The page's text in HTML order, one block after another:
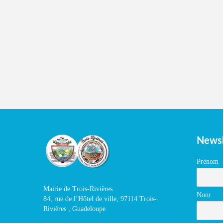
Mairie de Trois-Rivières
84, rue de l’Hôtel de ville, 97114 Trois-
Rivières , Guadeloupe
Prénom
Nom